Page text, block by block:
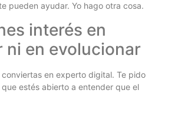
pueden ayudar. Yo hago otra cosa.
interés en
ni en evolucionar
en experto digital. Te pido
estés abierto a entender que el